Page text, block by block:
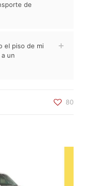
de
el piso de mi
un
80